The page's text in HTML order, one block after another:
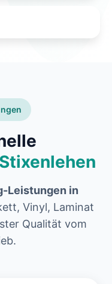
Leistungen in
Vinyl, Laminat
Qualität vom